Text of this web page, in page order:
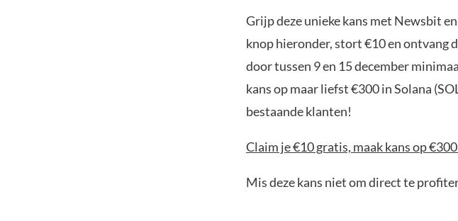
Grijp deze unieke kans met Newsbit
knop hieronder, stort €10 en ontvang
door tussen 9 en 15 december
kans op maar liefst €300 in Solana
bestaande klanten!
Claim je €10 gratis, maak kans op
Mis deze kans niet om direct te